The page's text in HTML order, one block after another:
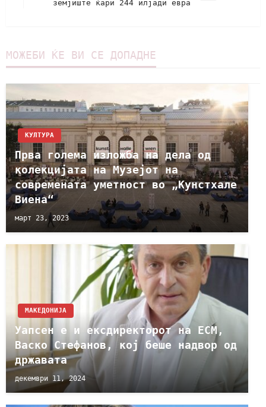
земјиште ќари 244 илјади евра
МОЖЕБИ ЌЕ ВИ СЕ ДОПАДНЕ
КУЛТУРА
Прва голема изложба на дела од
колекцијата на Музејот на
современата уметност во „Кунстхале
Виена“
март 23, 2023
МАКЕДОНИЈА
Уапсен е и ексдиректорот на ЕСМ,
Васко Стефанов, кој беше надвор од
државата
декември 11, 2024